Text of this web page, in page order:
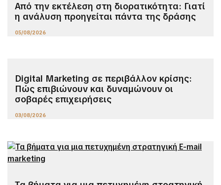
Από την εκτέλεση στη διορατικότητα: Γιατί
η ανάλυση προηγείται πάντα της δράσης
05/08/2026
Digital Marketing σε περιβάλλον κρίσης:
Πώς επιβιώνουν και δυναμώνουν οι
σοβαρές επιχειρήσεις
03/08/2026